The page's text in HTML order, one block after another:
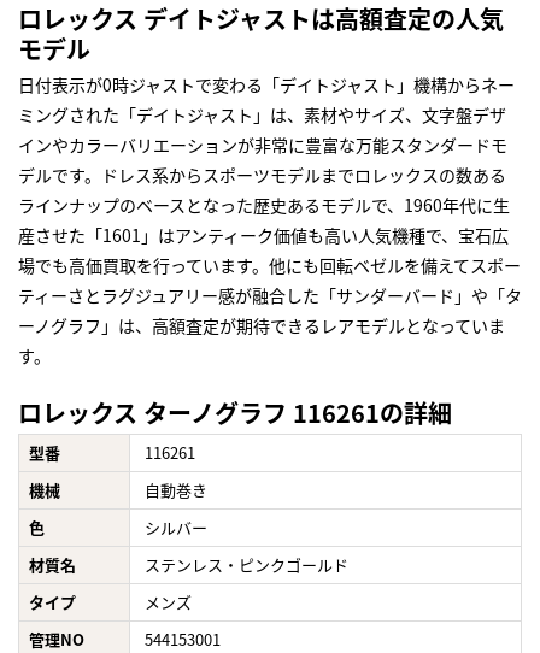
ロレックス デイトジャストは高額査定の人気
モデル
日付表示が0時ジャストで変わる「デイトジャスト」機構からネー
ミングされた「デイトジャスト」は、素材やサイズ、文字盤デザ
インやカラーバリエーションが非常に豊富な万能スタンダードモ
デルです。ドレス系からスポーツモデルまでロレックスの数ある
ラインナップのベースとなった歴史あるモデルで、1960年代に生
産させた「1601」はアンティーク価値も高い人気機種で、宝石広
場でも高価買取を行っています。他にも回転ベゼルを備えてスポー
ティーさとラグジュアリー感が融合した「サンダーバード」や「タ
ーノグラフ」は、高額査定が期待できるレアモデルとなっていま
す。
ロレックス ターノグラフ 116261の詳細
型番
116261
機械
自動巻き
色
シルバー
材質名
ステンレス・ピンクゴールド
タイプ
メンズ
管理NO
544153001